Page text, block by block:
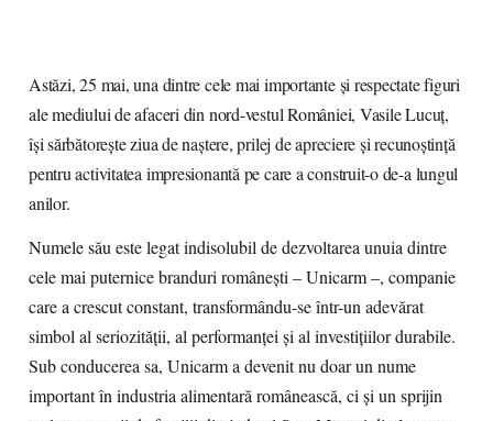
Astăzi, 25 mai, una dintre cele mai importante și respectate figuri
ale mediului de afaceri din nord-vestul României, Vasile Lucuț,
își sărbătorește ziua de naștere, prilej de apreciere și recunoștință
pentru activitatea impresionantă pe care a construit-o de-a lungul
anilor.
Numele său este legat indisolubil de dezvoltarea unuia dintre
cele mai puternice branduri românești – Unicarm –, companie
care a crescut constant, transformându-se într-un adevărat
simbol al seriozității, al performanței și al investițiilor durabile.
Sub conducerea sa, Unicarm a devenit nu doar un nume
important în industria alimentară românească, ci și un sprijin